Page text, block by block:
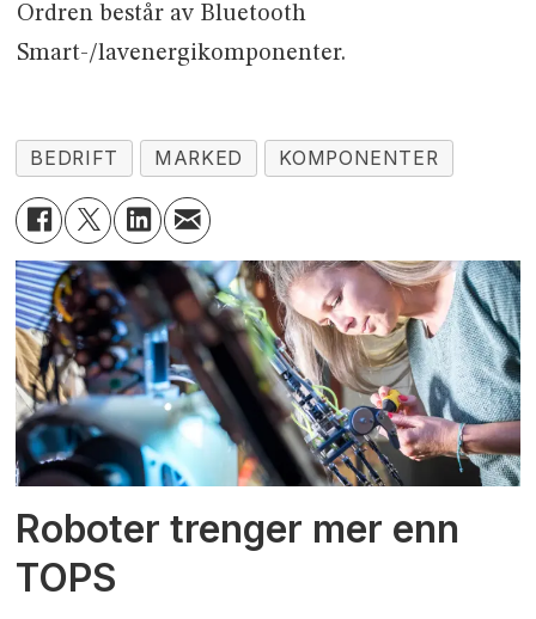
Ordren består av Bluetooth
Smart-/lavenergikomponenter.
BEDRIFT MARKED KOMPONENTER
Roboter trenger mer enn
TOPS